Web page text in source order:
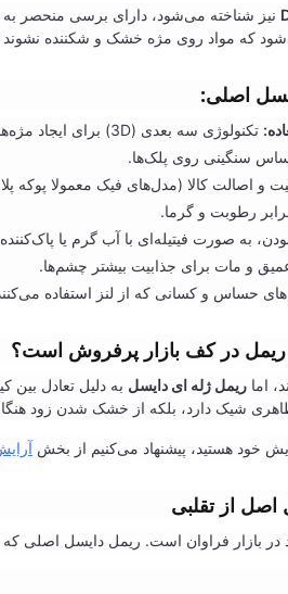
که مواد روی مژه خشک و شکننده
اصلی:
تکنولوژی سه بعدی (3D) برای ایجاد مژه‌هایی چند برابر حجیم‌تر.
سنگینی روی پلک‌ها.
و اصالت کالا (مدل‌های فیک معمولا پوکه
برابر رطوبت و گرما.
به صورت فیتیله‌ای با آب گرم یا
و مات برای جذابیت بیشتر چشم‌ها.
حساس و کسانی که از لنز استفاده
در کف بازار پرفروش است؟
اما ریمل ژله ای دایسل به دلیل تعادل
شیک دارد، بلکه از خشک شدن زود
خود هستید، پیشنهاد می‌کنیم از بخش
از تقلبی
در بازار فراوان است. ریمل دایسل اصلی که